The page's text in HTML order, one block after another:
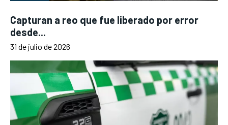
Capturan a reo que fue liberado por error
desde...
31 de julio de 2026